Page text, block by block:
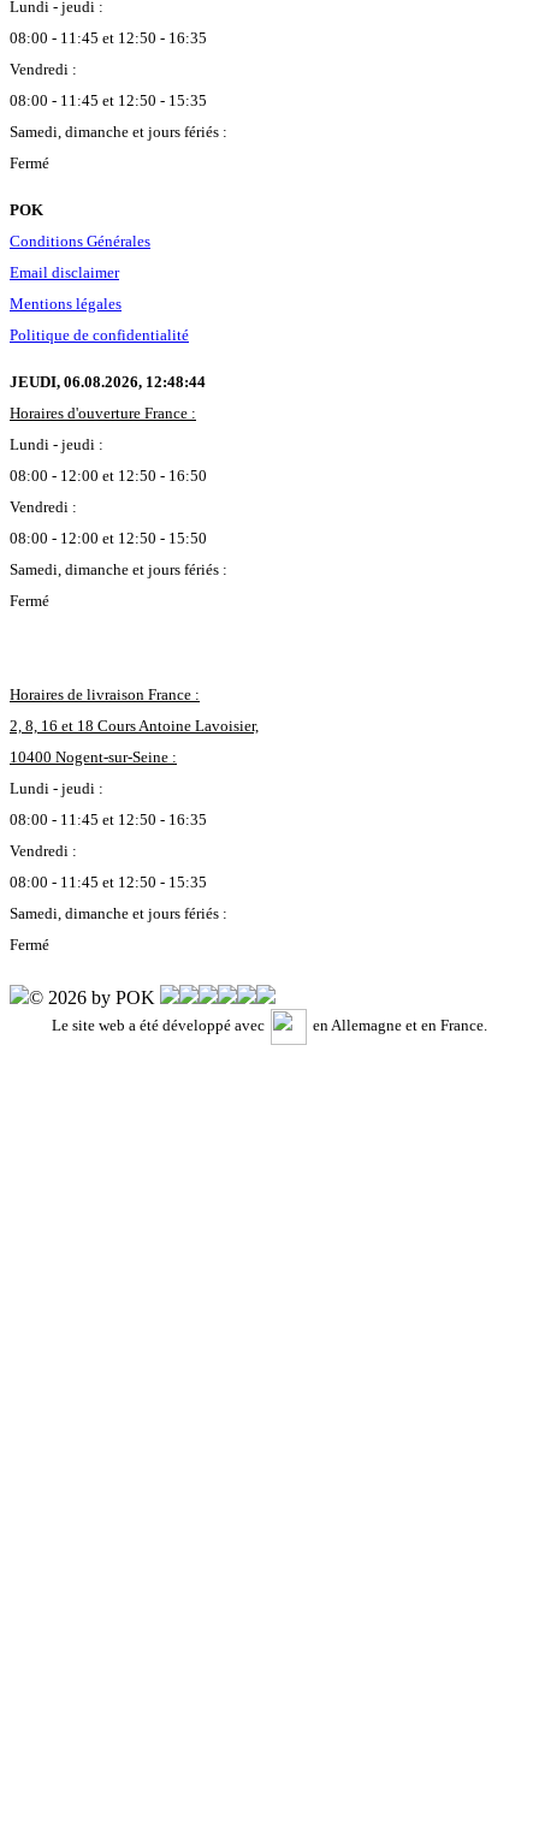
Lundi - jeudi :
08:00 - 11:45 et 12:50 - 16:35
Vendredi :
08:00 - 11:45 et 12:50 - 15:35
Samedi, dimanche et jours fériés :
Fermé
POK
Conditions Générales
Email disclaimer
Mentions légales
Politique de confidentialité
JEUDI, 06.08.2026, 12:48:45
Horaires d'ouverture France :
Lundi - jeudi :
08:00 - 12:00 et 12:50 - 16:50
Vendredi :
08:00 - 12:00 et 12:50 - 15:50
Samedi, dimanche et jours fériés :
Fermé
Horaires de livraison France :
2, 8, 16 et 18 Cours Antoine Lavoisier,
10400 Nogent-sur-Seine :
Lundi - jeudi :
08:00 - 11:45 et 12:50 - 16:35
Vendredi :
08:00 - 11:45 et 12:50 - 15:35
Samedi, dimanche et jours fériés :
Fermé
© 2026 by POK
Le site web a été développé avec en Allemagne et en France.